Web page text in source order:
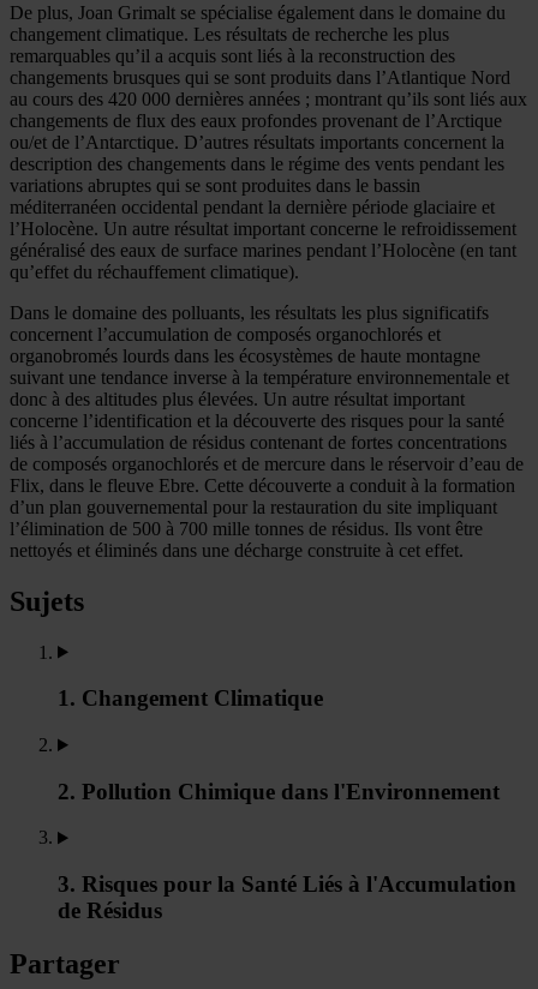
De plus, Joan Grimalt se spécialise également dans le domaine du
changement climatique. Les résultats de recherche les plus
remarquables qu’il a acquis sont liés à la reconstruction des
changements brusques qui se sont produits dans l’Atlantique Nord
au cours des 420 000 dernières années ; montrant qu’ils sont liés aux
changements de flux des eaux profondes provenant de l’Arctique
ou/et de l’Antarctique. D’autres résultats importants concernent la
description des changements dans le régime des vents pendant les
variations abruptes qui se sont produites dans le bassin
méditerranéen occidental pendant la dernière période glaciaire et
l’Holocène. Un autre résultat important concerne le refroidissement
généralisé des eaux de surface marines pendant l’Holocène (en tant
qu’effet du réchauffement climatique).
Dans le domaine des polluants, les résultats les plus significatifs
concernent l’accumulation de composés organochlorés et
organobromés lourds dans les écosystèmes de haute montagne
suivant une tendance inverse à la température environnementale et
donc à des altitudes plus élevées. Un autre résultat important
concerne l’identification et la découverte des risques pour la santé
liés à l’accumulation de résidus contenant de fortes concentrations
de composés organochlorés et de mercure dans le réservoir d’eau de
Flix, dans le fleuve Ebre. Cette découverte a conduit à la formation
d’un plan gouvernemental pour la restauration du site impliquant
l’élimination de 500 à 700 mille tonnes de résidus. Ils vont être
nettoyés et éliminés dans une décharge construite à cet effet.
Sujets
1. Changement Climatique
2. Pollution Chimique dans l'Environnement
3. Risques pour la Santé Liés à l'Accumulation
de Résidus
Partager